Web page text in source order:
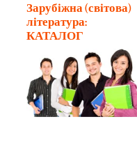
Зарубіжна (світова)
література:
КАТАЛОГ